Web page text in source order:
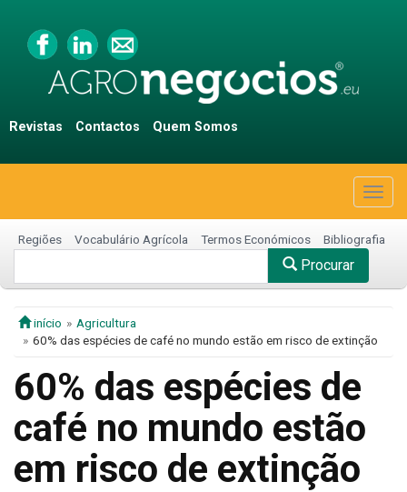
Revistas Contactos Quem Somos
Regiões Vocabulário Agrícola Termos Económicos Bibliografia
Procurar
início
Agricultura
60% das espécies de café no mundo estão em risco de extinção
60% das espécies de
café no mundo estão
em risco de extinção